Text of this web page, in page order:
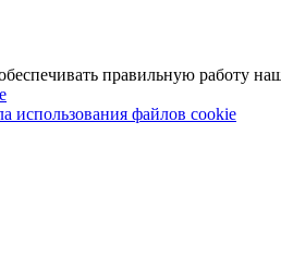
правильную работу
использования файлов cookie